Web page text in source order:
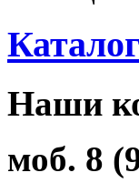
Наши
моб. 8